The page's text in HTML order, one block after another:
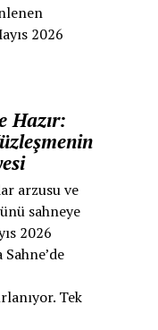
2026
Hazır:
arzusu ve
sahneye
2026
Tek